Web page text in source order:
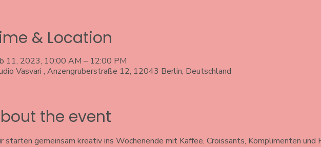
& Location
11, 2023, 10:00 AM – 12:00 PM
Vasvari , Anzengruberstraße 12, 12043 Berlin, Deutschland
the event
starten gemeinsam kreativ ins Wochenende mit Kaffee, Croissants, Komplimenten